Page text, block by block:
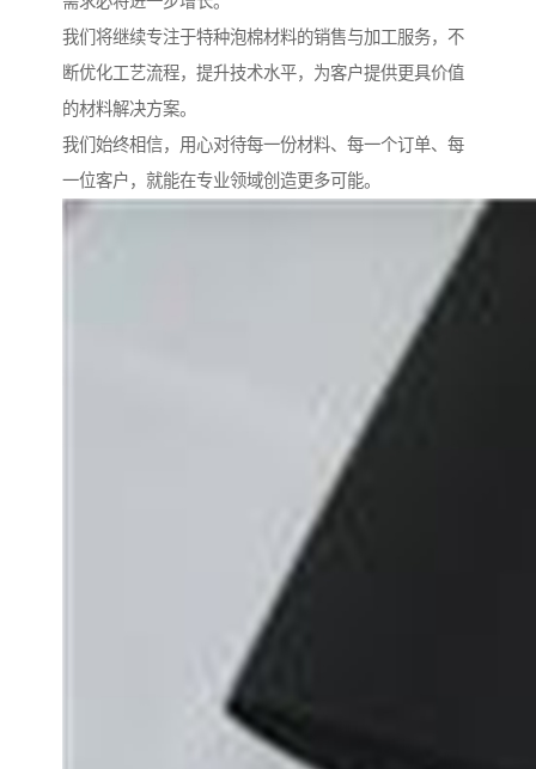
我们将继续专注于特种泡棉材料的销售与加工服务，不
断优化工艺流程，提升技术水平，为客户提供更具价值
的材料解决方案。
我们始终相信，用心对待每一份材料、每一个订单、每
一位客户，就能在专业领域创造更多可能。